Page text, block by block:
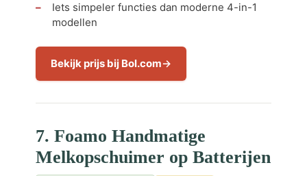
Iets simpeler functies dan moderne 4-in-1
modellen
Bekijk prijs bij Bol.com
7. Foamo Handmatige
Melkopschuimer op Batterijen